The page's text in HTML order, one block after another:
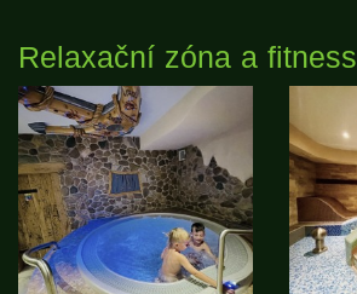
Relaxační zóna a fitness